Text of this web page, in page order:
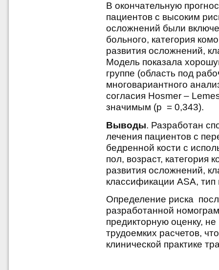
В окончательную
пациентов с высоким
осложнений были
больного, категория
развития осложнений,
Модель показала
группе (область под
многовариантного
согласия Hosmer –
значимым (p = 0,343).
Выводы. Разработан
лечения пациентов с
бедренной кости с
пол, возраст, категория
развития осложнений,
классификации ASA,
Определение риска
разработанной
предикторную оценку,
трудоемких расчетов,
клинической практике